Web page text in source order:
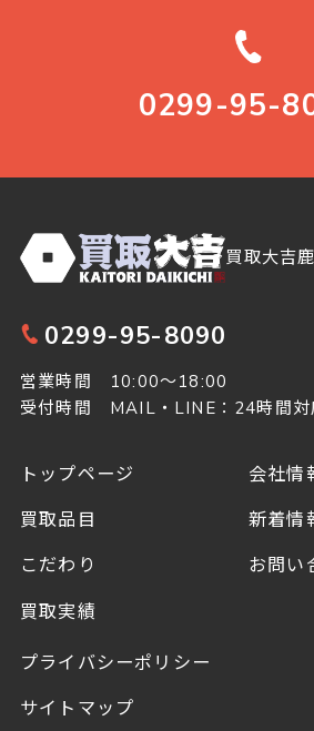
0299-95-
買取大吉
0299-95-8090
営業時間 10:00～18:00
受付時間 MAIL・LINE：24時間
トップページ
買取品目
こだわり
買取実績
会社情
新着情
お問い
プライバシーポリシー
サイトマップ